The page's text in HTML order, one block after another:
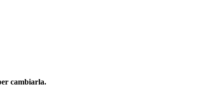
cambiarla.